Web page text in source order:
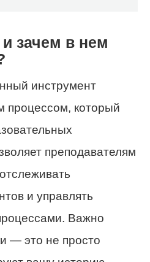
зачем в нем
инструмент
процессом, который
преподавателям
и управлять
Важно
— это не просто